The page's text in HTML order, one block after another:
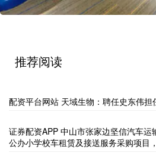
推荐阅读
配资平台网站 天域生物：聘任史东伟担
证券配资APP 中山市张家边坚信汽车
公办小学校车租赁及接送服务采购项目